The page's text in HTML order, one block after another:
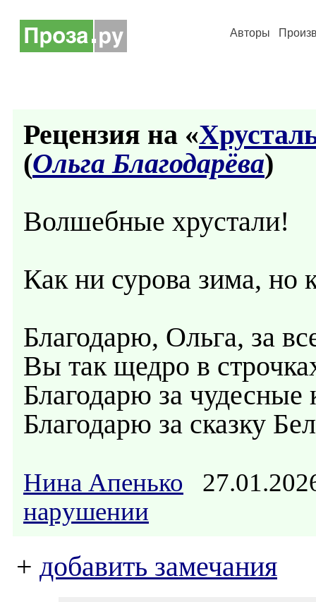
Авторы
Рецензия на «
(Ольга Благодарёва)
Волшебные хрустали!
Как ни сурова зима, но
Благодарю, Ольга, за
Вы так щедро в
Благодарю за чудесные
Благодарю за сказку
Нина Апенько
нарушении
+ добавить замечания